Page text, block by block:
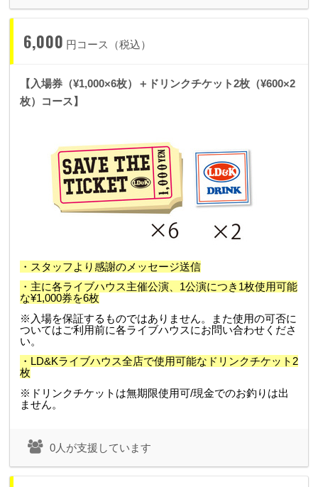
6,000 円コース（税込）
【入場券（¥1,000×6枚）＋ドリンクチケット2枚（¥600×2
枚）コース】
・スタッフより感謝のメッセージ送信
・主に各ライブハウス主催公演、1公演につき1枚使用可能
な¥1,000券を6枚
※入場を保証するものではありません。また使用の可否に
ついてはご利用前に各ライブハウスにお問い合わせくださ
い。
・LD&Kライブハウス全店で使用可能なドリンクチケット2
枚
※ ドリンクチケットは無期限使用可/現金でのお釣りは出
ません。
0人が支援しています